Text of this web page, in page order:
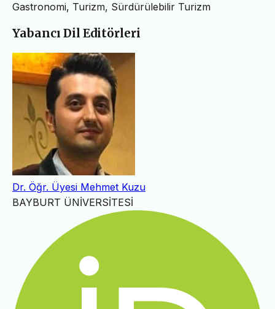
Gastronomi, Turizm, Sürdürülebilir Turizm
Yabancı Dil Editörleri
Dr. Öğr. Üyesi Mehmet Kuzu
BAYBURT ÜNİVERSİTESİ